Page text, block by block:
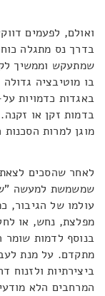
ואולם, לפעמים
בדרך נס מתגלה
שמתעקש וממשיך
בו מוטיבציה
באגדות כדמויות
בדמות זקן או
מוגן למרות
לאחר שהסכים
שמשמשת למעשה
עולמו של הגיבור,
מפלצת, נחש, או
בנוסף לדמות שומר
מתקדם. על מנת
ביצירתיות
המרחבים הלא